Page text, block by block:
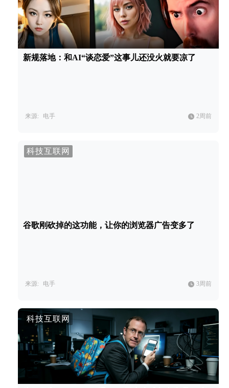
新规落地：和AI“谈恋爱”这事儿还没火就要凉了
来源: 电手 2周前
科技互联网
谷歌刚砍掉的这功能，让你的浏览器广告变多了
来源: 电手 3周前
科技互联网